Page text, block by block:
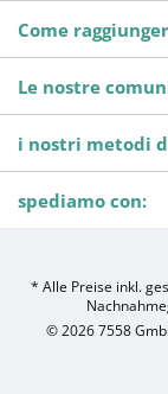
Come
Le nostre
i nostri metodi
spediamo con:
* Alle Preise inkl.
© 2026 7558